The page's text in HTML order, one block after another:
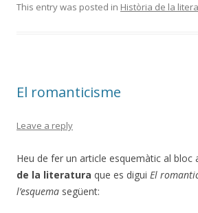
This entry was posted in Història de la
El romanticisme
Leave a reply
Heu de fer un article esquemàtic al bloc
de la literatura que es digui El
l’esquema següent: